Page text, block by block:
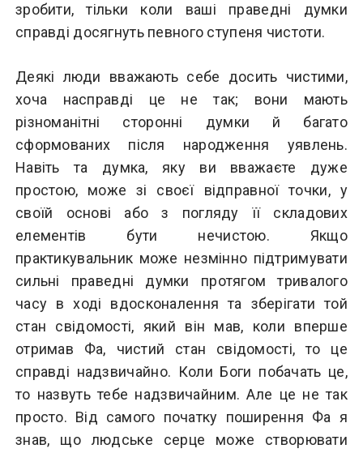
зробити, тільки коли ваші праведні думки
справді досягнуть певного ступеня чистоти.
Деякі люди вважають себе досить чистими,
хоча насправді це не так; вони мають
різноманітні сторонні думки й багато
сформованих після народження уявлень.
Навіть та думка, яку ви вважаєте дуже
простою, може зі своєї відправної точки, у
своїй основі або з погляду її складових
елементів бути нечистою. Якщо
практикувальник може незмінно підтримувати
сильні праведні думки протягом тривалого
часу в ході вдосконалення та зберігати той
стан свідомості, який він мав, коли вперше
отримав Фа, чистий стан свідомості, то це
справді надзвичайно. Коли Боги побачать це,
то назвуть тебе надзвичайним. Але це не так
просто. Від самого початку поширення Фа я
знав, що людське серце може створювати